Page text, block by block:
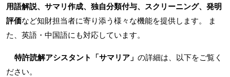
用語解説、サマリ作成、独自分類付与、スクリーニング、発明
評価など知財担当者に寄り添う様々な機能を提供します。 ま
た、英語・中国語にも対応しています。
特許読解アシスタント「サマリア」 の詳細は、以下をご覧く
ださい。